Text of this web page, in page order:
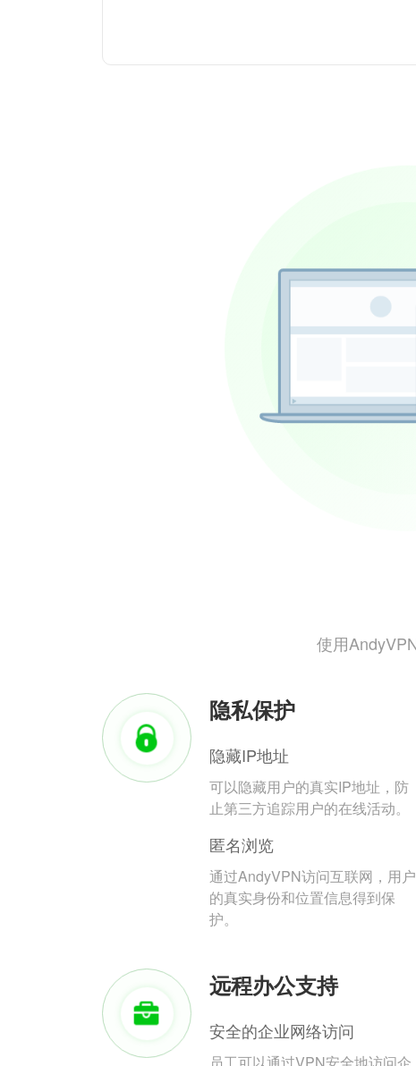
使用
隐私保护
隐藏IP地址
可以隐藏用户的真实IP地址，防
止第三方追踪用户的在线活动。
匿名浏览
通过AndyVPN访问互联网，用户
的真实身份和位置信息得到保
护。
远程办公支持
安全的企业网络访问